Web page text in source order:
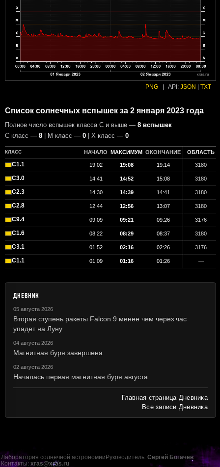
PNG API: JSON TXT
Список солнечных вспышек за 2 января 2023 года
Полное число вспышек класса C и выше — 8 вспышек
С класс — 8 | М класс — 0 | X класс — 0
КЛАСС НАЧАЛО МАКСИМУМ ОКОНЧАНИЕ ОБЛАСТЬ
C1.1 19:02 19:08 19:14 3180
C3.0 14:41 14:52 15:08 3180
C2.3 14:30 14:39 14:41 3180
C2.8 12:44 12:56 13:07 3180
C9.4 09:09 09:21 09:26 3176
C1.6 08:22 08:29 08:37 3180
C3.1 01:52 02:16 02:26 3176
C1.1 01:09 01:16 01:26 —
ДНЕВНИК
05 августа 2026
Вторая ступень ракеты Falcon 9 менее чем через час
упадет на Луну
04 августа 2026
Магнитная буря завершена
02 августа 2026
Началась первая магнитная буря августа
Главная страница Дневника
Все записи Дневника
Лаборатория солнечной астрономии Руководитель: Сергей Богачёв
Контакты: xras@xras.ru